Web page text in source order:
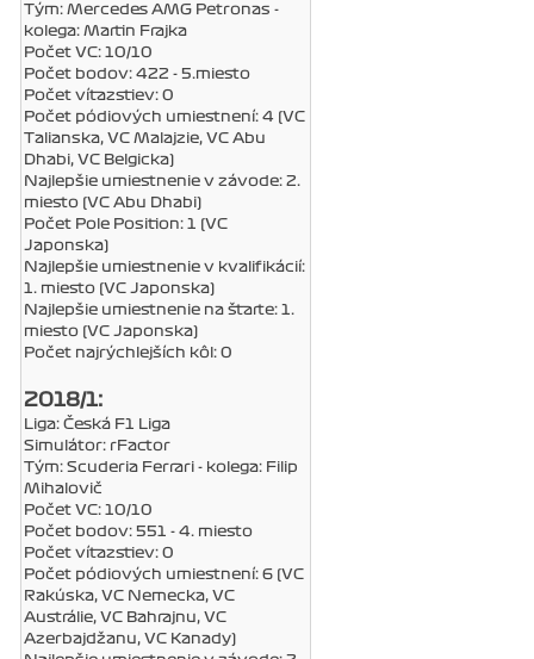
Tým: Mercedes AMG Petronas -
kolega: Martin Frajka
Počet VC: 10/10
Počet bodov: 422 - 5.miesto
Počet víťazstiev: 0
Počet pódiových umiestnení: 4 (VC
Talianska, VC Malajzie, VC Abu
Dhabi, VC Belgicka)
Najlepšie umiestnenie v závode: 2.
miesto (VC Abu Dhabi)
Počet Pole Position: 1 (VC
Japonska)
Najlepšie umiestnenie v kvalifikácií:
1. miesto (VC Japonska)
Najlepšie umiestnenie na štarte: 1.
miesto (VC Japonska)
Počet najrýchlejších kôl: 0
2018/1:
Liga: Česká F1 Liga
Simulátor: rFactor
Tým: Scuderia Ferrari - kolega: Filip
Mihalovič
Počet VC: 10/10
Počet bodov: 551 - 4. miesto
Počet víťazstiev: 0
Počet pódiových umiestnení: 6 (VC
Rakúska, VC Nemecka, VC
Austrálie, VC Bahrajnu, VC
Azerbajdžanu, VC Kanady)